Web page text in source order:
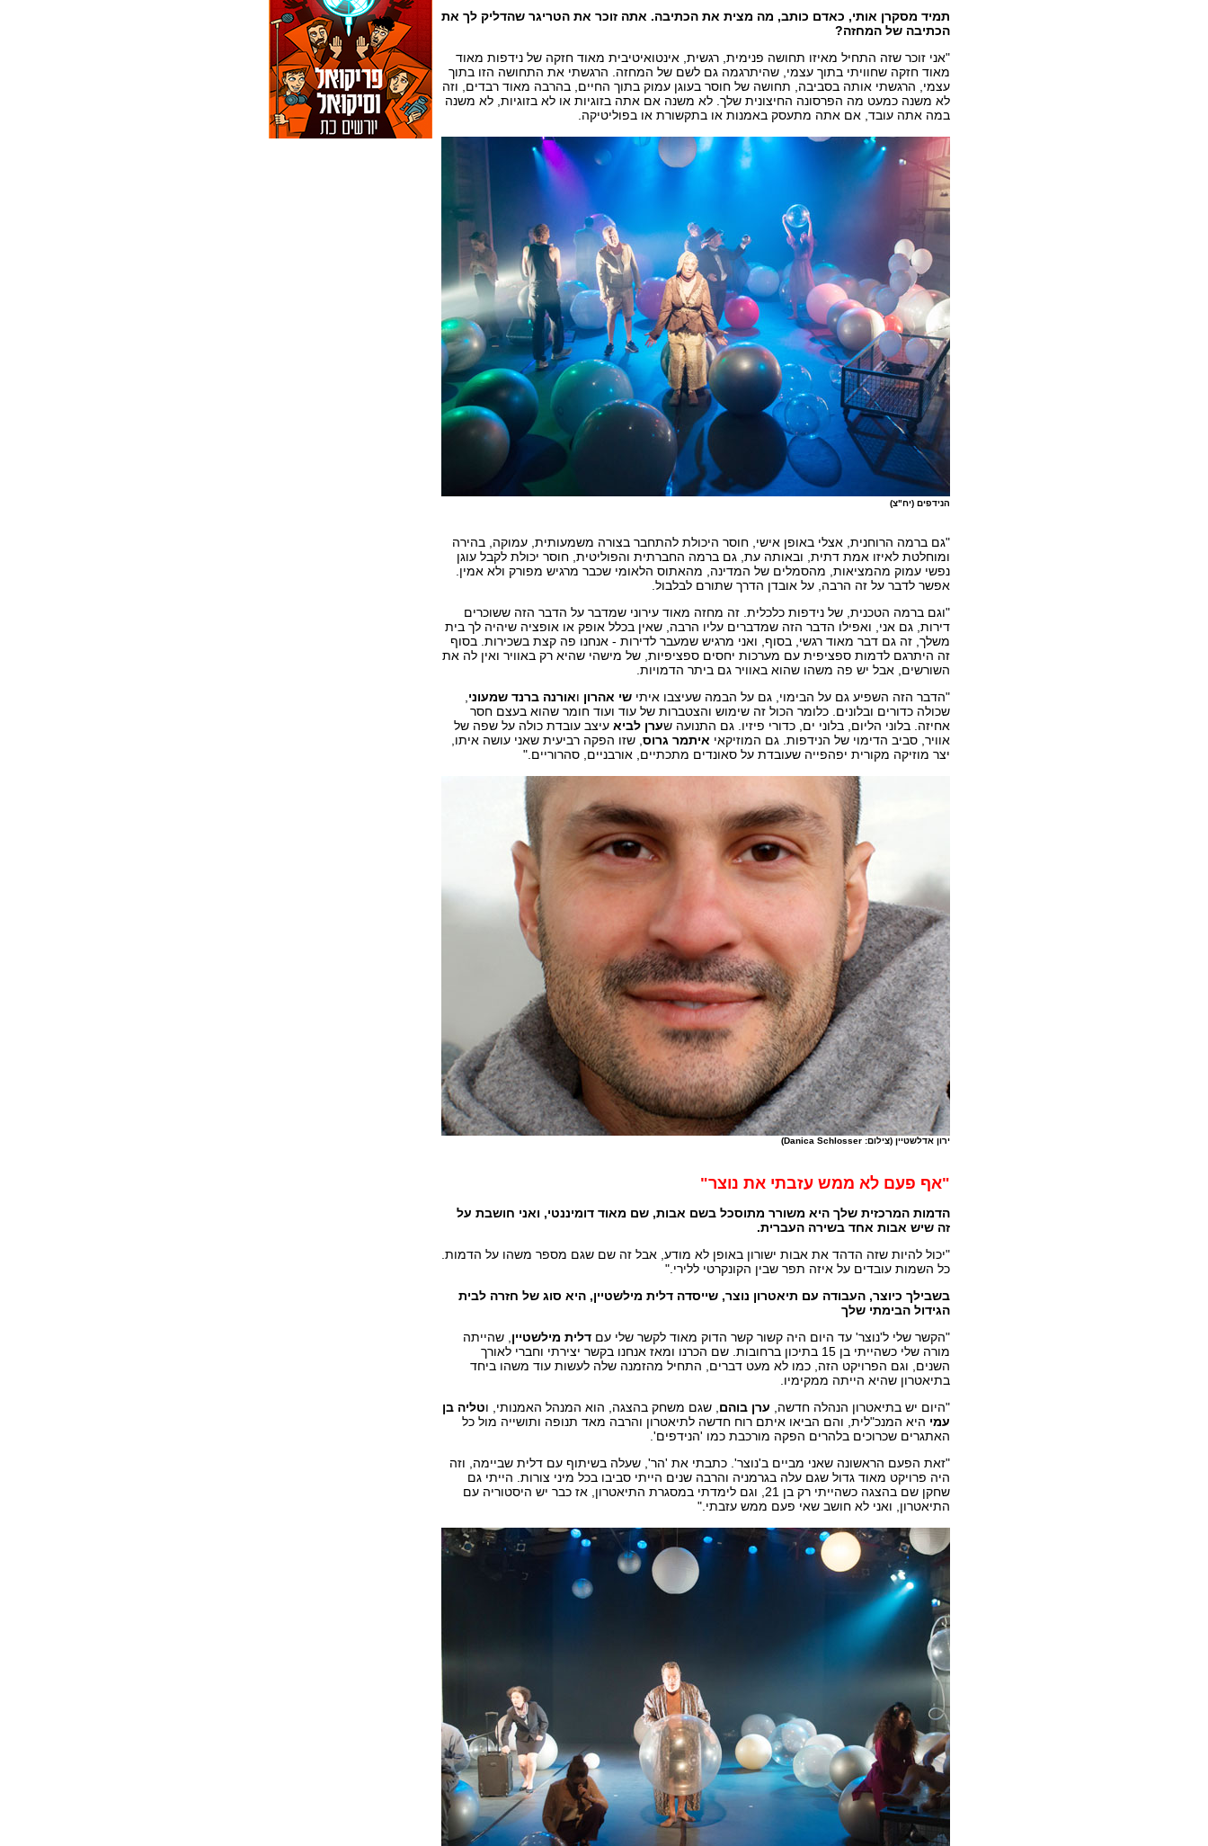
תמיד מסקרן אותי, כאדם כותב, מה מצית את הכתיבה. אתה זוכר את הטריגר שהדליק לך את
הכתיבה של המחזה?
"אני זוכר שזה התחיל מאיזו תחושה פנימית, רגשית, אינטואיטיבית מאוד חזקה של נידפות מאוד
מאוד חזקה שחוויתי בתוך עצמי, שהיתרגמה גם לשם של המחזה. הרגשתי את התחושה הזו בתוך
עצמי, הרגשתי אותה בסביבה, תחושה של חוסר בעוגן עמוק בתוך החיים, בהרבה מאוד רבדים, וזה
לא משנה כמעט מה הפרסונה החיצונית שלך. לא משנה אם אתה בזוגיות או לא בזוגיות, לא משנה
במה אתה עובד, אם אתה מתעסק באמנות או בתקשורת או בפוליטיקה.
הנידפים (יח"צ)
"גם ברמה הרוחנית, אצלי באופן אישי, חוסר היכולת להתחבר בצורה משמעותית, עמוקה, בהירה
ומוחלטת לאיזו אמת דתית, ובאותה עת, גם ברמה החברתית והפוליטית, חוסר יכולת לקבל עוגן
נפשי עמוק מהמציאות, מהסמלים של המדינה, מהאתוס הלאומי שכבר מרגיש מפורק ולא אמין.
אפשר לדבר על זה הרבה, על אובדן הדרך שתורם לבלבול.
"וגם ברמה הטכנית, של נידפות כלכלית. זה מחזה מאוד עירוני שמדבר על הדבר הזה ששוכרים
דירות, גם אני, ואפילו הדבר הזה שמדברים עליו הרבה, שאין בכלל אופק או אופציה שיהיה לך בית
משלך, זה גם דבר מאוד רגשי, בסוף, ואני מרגיש שמעבר לדירות - אנחנו פה קצת בשכירות. בסוף
זה היתרגם לדמות ספציפית עם מערכות יחסים ספציפיות, של מישהי שהיא רק באוויר ואין לה את
השורשים, אבל יש פה משהו שהוא באוויר גם ביתר הדמויות.
"הדבר הזה השפיע גם על הבימוי, גם על הבמה שעיצבו איתי שי אהרון ואורנה ברנד שמעוני
שכולה כדורים ובלונים. כלומר הכול זה שימוש והצטברות של עוד ועוד חומר שהוא בעצם חסר
אחיזה. בלוני הליום, בלוני ים, כדורי פיזיו. גם התנועה שערן לביא עיצב עובדת כולה על שפה של
אוויר, סביב הדימוי של הנידפות. גם המוזיקאי איתמר גרוס , שזו הפקה רביעית שאני עושה איתו,
יצר מוזיקה מקורית יפהפייה שעובדת על סאונדים מתכתיים, אורבניים, סהרוריים."
ירון אדלשטיין (צילום: Danica Schlosser)
"אף פעם לא ממש עזבתי את נוצר"
הדמות המרכזית שלך היא משורר מתוסכל בשם אבות, שם מאוד דומיננטי, ואני חושבת על
זה שיש אבות אחד בשירה העברית.
"יכול להיות שזה הדהד את אבות ישורון באופן לא מודע, אבל זה שם שגם מספר משהו על הדמות.
כל השמות עובדים על איזה תפר שבין הקונקרטי ללירי."
בשבילך כיוצר, העבודה עם תיאטרון נוצר, שייסדה דלית מילשטיין, היא סוג של חזרה לבית
הגידול הבימתי שלך
"הקשר שלי ל'נוצר' עד היום היה קשור קשר הדוק מאוד לקשר שלי עם דלית מילשטיין , שהייתה
מורה שלי כשהייתי בן 15 בתיכון ברחובות. שם הכרנו ומאז אנחנו בקשר יצירתי וחברי לאורך
השנים, וגם הפרויקט הזה, כמו לא מעט דברים, התחיל מהזמנה שלה לעשות עוד משהו ביחד
בתיאטרון שהיא הייתה ממקימיו.
"היום יש בתיאטרון הנהלה חדשה, ערן בוהם , שגם משחק בהצגה, הוא המנהל האמנותי, וטליה בן
עמי היא המנכ"לית, והם הביאו איתם רוח חדשה לתיאטרון והרבה מאד תנופה ותושייה מול כל
האתגרים שכרוכים בלהרים הפקה מורכבת כמו 'הנידפים'.
"זאת הפעם הראשונה שאני מביים ב'נוצר'. כתבתי את 'הר', שעלה בשיתוף עם דלית שביימה, וזה
היה פרויקט מאוד גדול שגם עלה בגרמניה והרבה שנים הייתי סביבו בכל מיני צורות. הייתי גם
שחקן שם בהצגה כשהייתי רק בן 21, וגם לימדתי במסגרת התיאטרון, אז כבר יש היסטוריה עם
התיאטרון, ואני לא חושב שאי פעם ממש עזבתי."